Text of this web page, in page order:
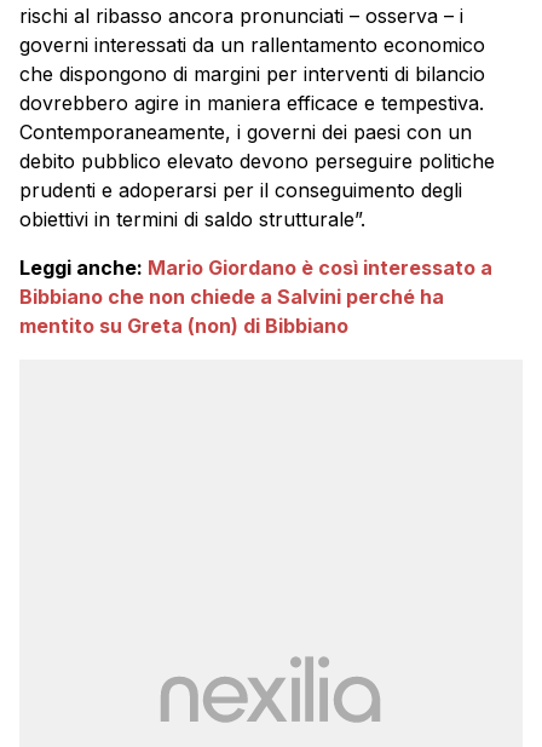
rischi al ribasso ancora pronunciati – osserva – i
governi interessati da un rallentamento economico
che dispongono di margini per interventi di bilancio
dovrebbero agire in maniera efficace e tempestiva.
Contemporaneamente, i governi dei paesi con un
debito pubblico elevato devono perseguire politiche
prudenti e adoperarsi per il conseguimento degli
obiettivi in termini di saldo strutturale”.
Leggi anche: Mario Giordano è così interessato a
Bibbiano che non chiede a Salvini perché ha
mentito su Greta (non) di Bibbiano